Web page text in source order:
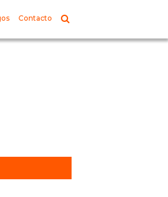
Contacto